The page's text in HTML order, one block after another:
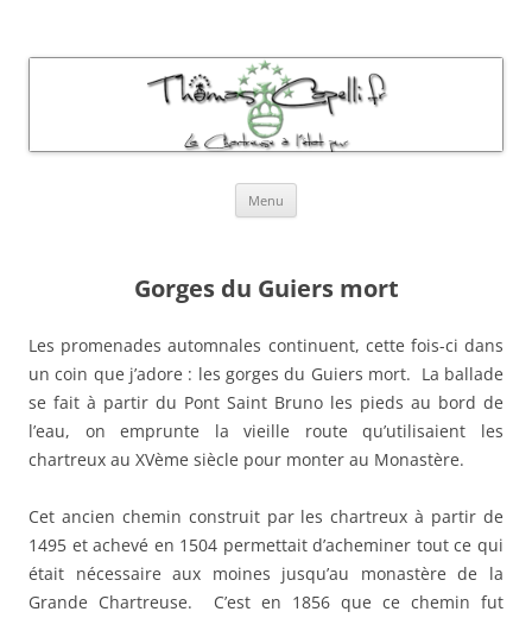
Menu
Gorges du Guiers mort
Les promenades automnales continuent, cette fois-ci dans
un coin que j’adore : les gorges du Guiers mort. La ballade
se fait à partir du Pont Saint Bruno les pieds au bord de
l’eau, on emprunte la vieille route qu’utilisaient les
chartreux au XVème siècle pour monter au Monastère.
Cet ancien chemin construit par les chartreux à partir de
1495 et achevé en 1504 permettait d’acheminer tout ce qui
était nécessaire aux moines jusqu’au monastère de la
Grande Chartreuse. C’est en 1856 que ce chemin fut